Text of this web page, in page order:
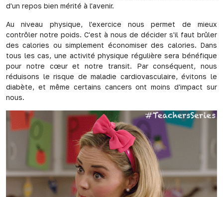
d'un repos bien mérité à l'avenir.
Au niveau physique, l'exercice nous permet de mieux
contrôler notre poids. C'est à nous de décider s'il faut brûler
des calories ou simplement économiser des calories. Dans
tous les cas, une activité physique régulière sera bénéfique
pour notre cœur et notre transit. Par conséquent, nous
réduisons le risque de maladie cardiovasculaire, évitons le
diabète, et même certains cancers ont moins d'impact sur
nous.